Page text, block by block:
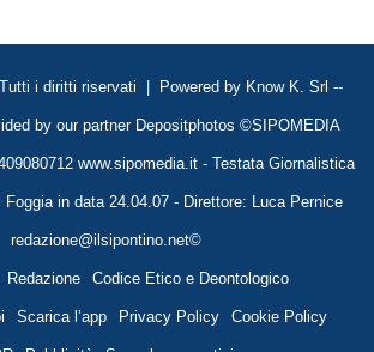
i diritti riservati | Powered by Know K. Srl --
by our partner Depositphotos ©SIPOMEDIA
www.sipomedia.it - Testata Giornalistica
in data 24.04.07 - Direttore: Luca Pernice
redazione@ilsipontino.net©
Redazione Codice Etico e Deontologico
Scarica l’app Privacy Policy Cookie Policy